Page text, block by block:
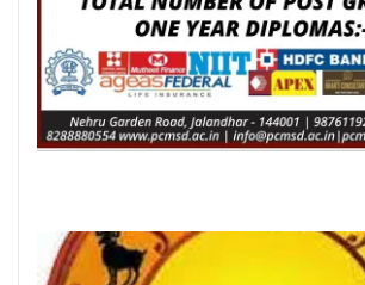
10 Aug 2026
सावन के दूसरे सोमवार को
किसके रुके हुए काम पूरे करेंगे और
बढ़ेगा मेहनत का अच्छा फल